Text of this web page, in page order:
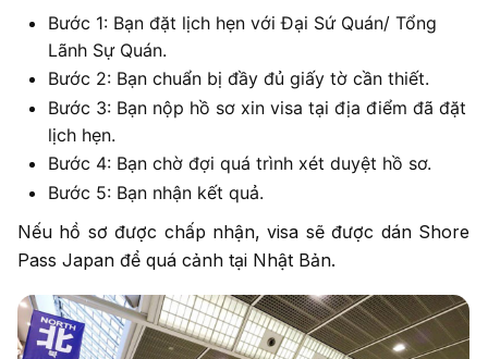
Bước 1: Bạn đặt lịch hẹn với Đại Sứ Quán/ Tổng
Lãnh Sự Quán.
Bước 2: Bạn chuẩn bị đầy đủ giấy tờ cần thiết.
Bước 3: Bạn nộp hồ sơ xin visa tại địa điểm đã đặt
lịch hẹn.
Bước 4: Bạn chờ đợi quá trình xét duyệt hồ sơ.
Bước 5: Bạn nhận kết quả.
Nếu hồ sơ được chấp nhận, visa sẽ được dán Shore
Pass Japan để quá cảnh tại Nhật Bản.